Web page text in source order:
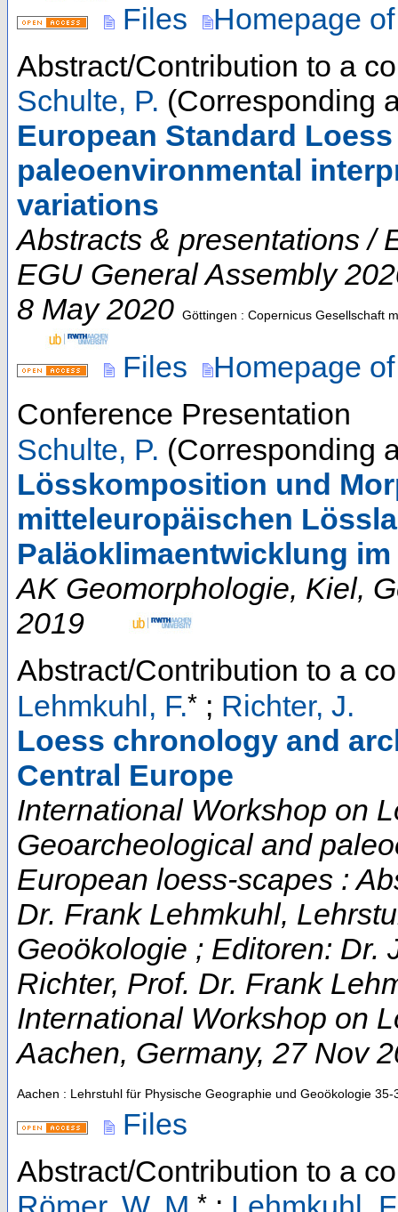
Files
Homepage
Abstract/Contribution to a
Schulte, P. (Corresponding
European Standard
paleoenvironmental
variations
Abstracts & presentations /
EGU General Assembly
8 May 2020 Göttingen : Copernicus Gesellschaft
Files
Homepage
Conference Presentation
Schulte, P. (Corresponding
Lösskomposition und
mitteleuropäischen
Paläoklimaentwicklung
AK Geomorphologie, Kiel,
2019
Abstract/Contribution to a
Lehmkuhl, F.* ; Richter, J.
Loess chronology and
Central Europe
International Workshop on
Geoarcheological and
European loess-scapes :
Dr. Frank Lehmkuhl,
Geoökologie ; Editoren: Dr.
Richter, Prof. Dr. Frank
International Workshop on
Aachen, Germany, 27 Nov
Aachen : Lehrstuhl für Physische Geographie und Geoökologie 35-
Files
Abstract/Contribution to a
*